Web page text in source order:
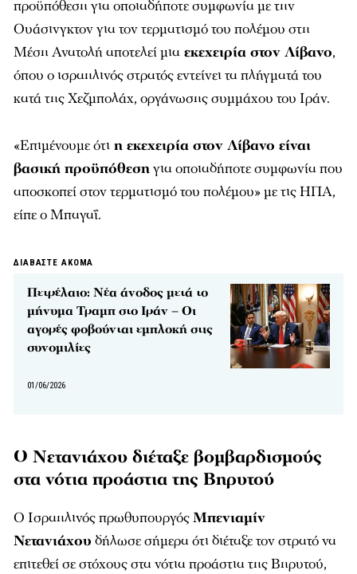
προϋπόθεση για οποιαδήποτε συμφωνία με την
Ουάσινγκτον για τον τερματισμό του πολέμου στη
Μέση Ανατολή αποτελεί μια εκεχειρία στον Λίβανο,
όπου ο ισραηλινός στρατός εντείνει τα πλήγματά του
κατά της Χεζμπολάχ, οργάνωσης συμμάχου του Ιράν.
«Επιμένουμε ότι η εκεχειρία στον Λίβανο είναι
βασική προϋπόθεσηγια οποιαδήποτε συμφωνία που
αποσκοπεί στον τερματισμό του πολέμου» με τις ΗΠΑ,
είπε ο Μπαγαΐ.
ΔΙΑΒΑΣΤΕ ΑΚΟΜΑ
Πετρέλαιο: Νέα άνοδος μετά το
μήνυμα Τραμπ στο Ιράν – Οι
αγορές φοβούνται εμπλοκή στις
συνομιλίες
01/06/2026
Ο Νετανιάχου διέταξε βομβαρδισμούς
στα νότια προάστια της Βηρυτού
Ο Ισραηλινός πρωθυπουργόςΜπενιαμίν
Νετανιάχου δήλωσε σήμερα ότι διέταξε τον στρατό να
επιτεθεί σε στόχους στα νότια προάστια της Βηρυτού,